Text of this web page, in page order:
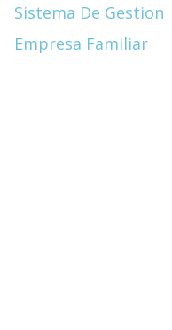
Sistema De Gestion
Empresa Familiar